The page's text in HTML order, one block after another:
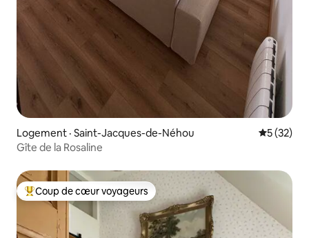
Logement · Saint-Jacques-de-Néhou Note
5 (32)
Gîte de la Rosaline
Coup de cœur voyageurs parmi les plus aimés
Coup de cœur voyageurs